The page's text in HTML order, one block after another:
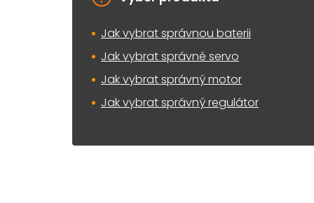
Jak vybrat správnou baterii
Jak vybrat správné servo
Jak vybrat správný motor
Jak vybrat správný regulátor